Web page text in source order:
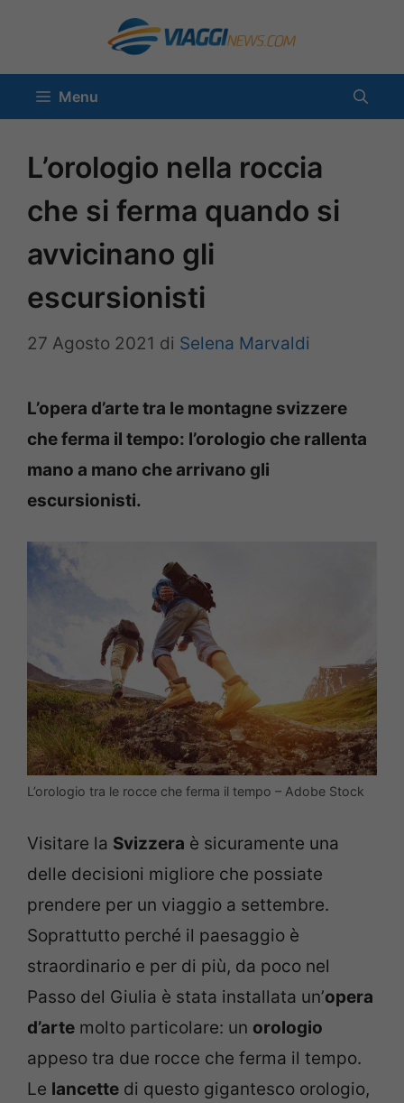
contenuto
Menu
L’orologio nella roccia
che si ferma quando si
avvicinano gli
escursionisti
27 Agosto 2021 di Selena Marvaldi
L’opera d’arte tra le montagne svizzere
che ferma il tempo: l’orologio che rallenta
mano a mano che arrivano gli
escursionisti.
L’orologio tra le rocce che ferma il tempo – Adobe Stock
Visitare la Svizzera è sicuramente una
delle decisioni migliore che possiate
prendere per un viaggio a settembre.
Soprattutto perché il paesaggio è
straordinario e per di più, da poco nel
Passo del Giulia è stata installata un’opera
d’arte molto particolare: un orologio
appeso tra due rocce che ferma il tempo.
Le lancette di questo gigantesco orologio,